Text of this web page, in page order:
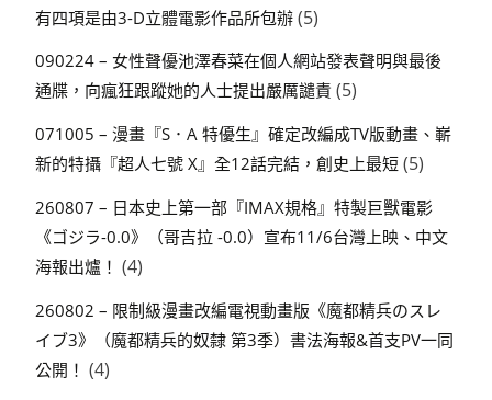
有四項是由3-D立體電影作品所包辦 (5)
090224 – 女性聲優池澤春菜在個人網站發表聲明與最後
通牒，向瘋狂跟蹤她的人士提出嚴厲譴責 (5)
071005 – 漫畫『S．A 特優生』確定改編成TV版動畫、嶄
新的特攝『超人七號 X』全12話完結，創史上最短 (5)
260807 – 日本史上第一部『IMAX規格』特製巨獸電影
《ゴジラ-0.0》（哥吉拉 -0.0）宣布11/6台灣上映、中文
海報出爐！ (4)
260802 – 限制級漫畫改編電視動畫版《魔都精兵のスレ
イブ3》（魔都精兵的奴隸 第3季）書法海報&首支PV一同
公開！ (4)